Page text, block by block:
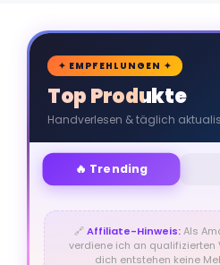
✦ EMPFEHLUNGEN ✦
Top Produkte
Handverlesen & täglich
🔥 Trending
🔗Affiliate-Hinweis:Als
verdiene ich an qualifizierten
dich entstehen keine